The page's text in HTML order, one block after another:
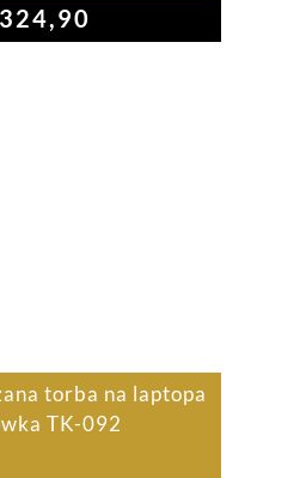
324,90
torba na laptopa
TK-092